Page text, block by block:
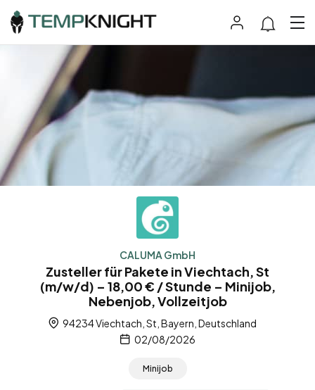
CALUMA GmbH
Zusteller für Pakete in Viechtach, St
(m/w/d) – 18,00 € / Stunde – Minijob,
Nebenjob, Vollzeitjob
94234 Viechtach, St, Bayern, Deutschland
02/08/2026
Minijob